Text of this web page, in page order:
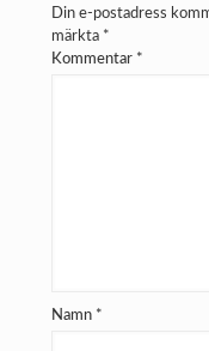
Din e-postadress
märkta *
Kommentar *
Namn *